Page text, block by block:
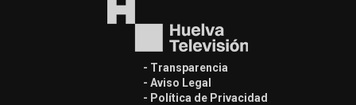
- Transparencia
- Aviso Legal
- Política de Privacidad